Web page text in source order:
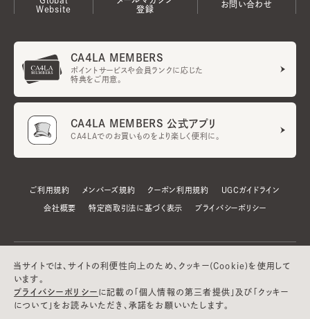
Website
登録
お問い合わせ
CA4LA MEMBERS
ポイントサービスや会員ランクに応じた
特典をご用意。
CA4LA MEMBERS 公式アプリ
CA4LAでのお買いものをより楽しく便利に。
ご利用規約 メンバーズ規約 クーポン利用規約 UGCガイドライン
会社概要 特定商取引法に基づく表示 プライバシーポリシー
当サイトでは、サイトの利便性向上のため、クッキー(Cookie)を使用して
います。
プライバシーポリシー に記載の「個人情報の第三者提供」及び「クッキー
について」をお読みいただき、承諾をお願いいたします。